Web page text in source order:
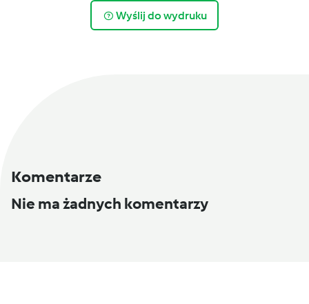
Wyślij do wydruku
Komentarze
Nie ma żadnych komentarzy